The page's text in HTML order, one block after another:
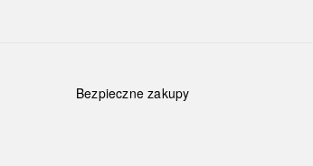
Bezpieczne zakupy